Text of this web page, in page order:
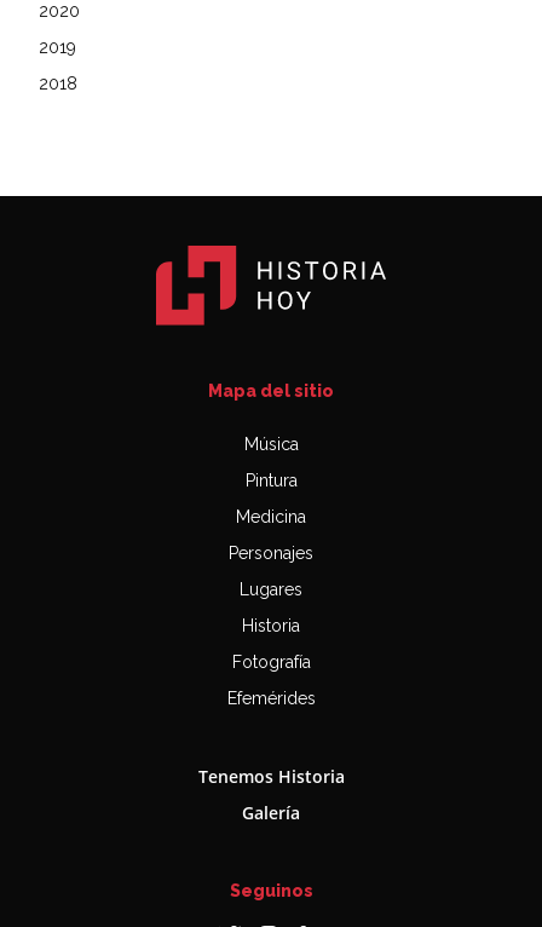
2020
2019
2018
Mapa del sitio
Música
Pintura
Medicina
Personajes
Lugares
Historia
Fotografía
Efemérides
Tenemos Historia
Galería
Seguinos